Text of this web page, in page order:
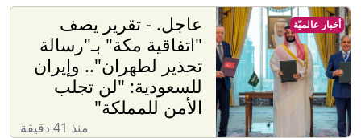
عاجل. - تقرير يصف
"اتفاقية مكة" بـ"رسالة
تحذير لطهران".. وإيران
للسعودية: "لن تجلب
الأمن للمملكة"
منذ 41 دقيقة
أخبار عالميّة